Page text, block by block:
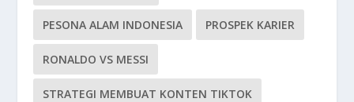
PESONA ALAM INDONESIA PROSPEK KARIER
RONALDO VS MESSI
STRATEGI MEMBUAT KONTEN TIKTOK